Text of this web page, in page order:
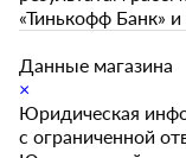
«Тинькофф
Данные магазина
×
Юридическая
с ограниченной